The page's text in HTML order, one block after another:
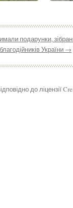
подарунки,
України →
до ліцензії